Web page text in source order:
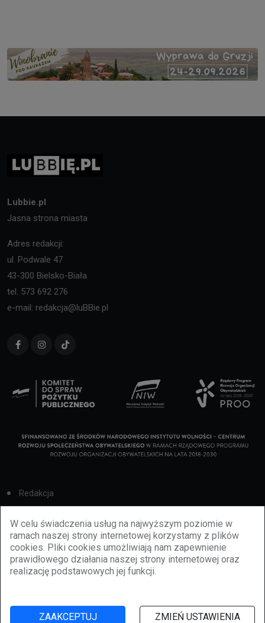
W celu świadczenia usług na najwyższym poziomie w
ramach naszej strony internetowej korzystamy z plików
cookies. Pliki cookies umożliwiają nam zapewnienie
prawidłowego działania naszej strony internetowej oraz
realizację podstawowych jej funkcji.
ZAAKCEPTUJ ZMIEŃ USTAWIENIA
Lubbie.pl
Jasna strona miasta
Adres redakcji:
ul. Podwale 47
43-300 Bielsko-Biała
tel. 573 692 276
e-mail: redakcja@luBBie.pl
Redakcja
Cookies
Reklama
BBiletomania